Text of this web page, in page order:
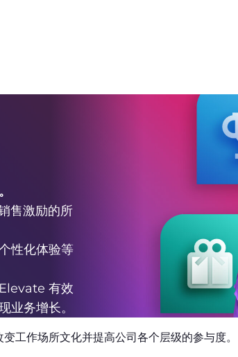
售激励的所
性化体验等
有效
业务增长。
工作场所文化并提高公司各个层级的参与度。